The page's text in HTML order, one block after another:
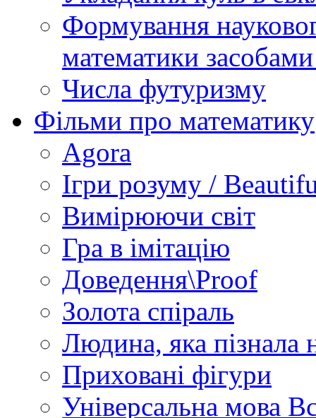
Формування
математики
Числа футуризму
Фільми про математику
Agora
Ігри розуму /
Вимірюючи світ
Гра в імітацію
Доведення\Proof
Золота спіраль
Людина, яка пізнала
Приховані фігури
Універсальна мова